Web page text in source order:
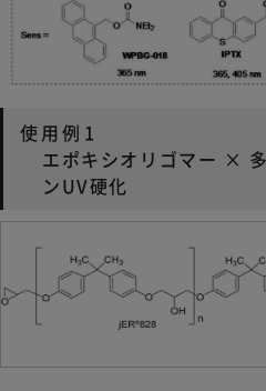
使用例1
エポキシオリゴマー ×
ンUV硬化